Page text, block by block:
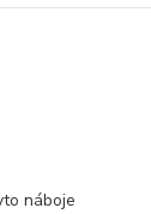
náboje